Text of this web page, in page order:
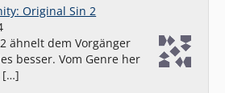
Original Sin 2
ähnelt dem Vorgänger
besser. Vom Genre her
[…]